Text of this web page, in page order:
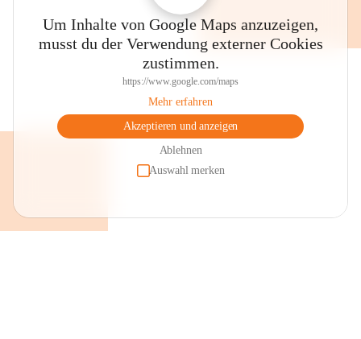
Um Inhalte von Google Maps anzuzeigen,
musst du der Verwendung externer Cookies
zustimmen.
https://www.google.com/maps
Mehr erfahren
Akzeptieren und anzeigen
Ablehnen
Auswahl merken